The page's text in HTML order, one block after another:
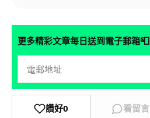
更多精彩文章每日送到電子郵箱📮
讚好0 看留言